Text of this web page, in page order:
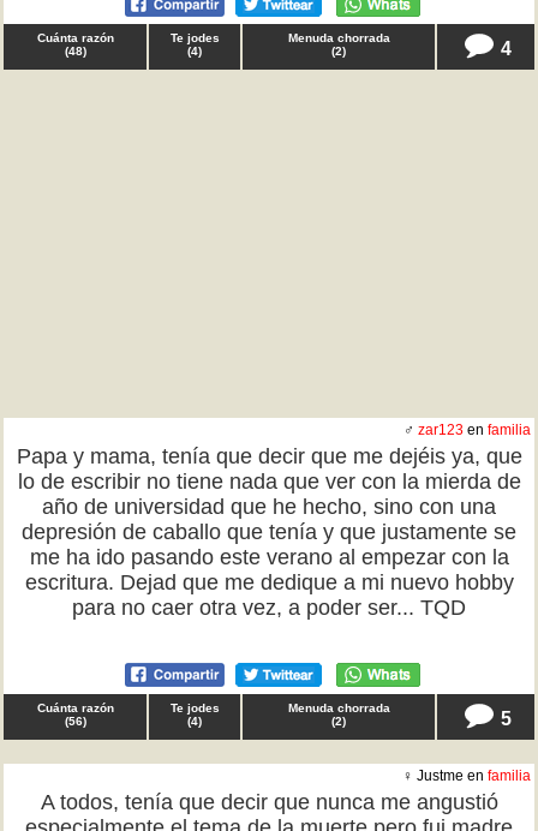
Cuánta razón
(48)
Te jodes
(4)
Menuda chorrada
(2) 4
♂ zar123 en familia
Papa y mama, tenía que decir que me dejéis ya, que
lo de escribir no tiene nada que ver con la mierda de
año de universidad que he hecho, sino con una
depresión de caballo que tenía y que justamente se
me ha ido pasando este verano al empezar con la
escritura. Dejad que me dedique a mi nuevo hobby
para no caer otra vez, a poder ser... TQD
Cuánta razón
(56)
Te jodes
(4)
Menuda chorrada
(2) 5
♀ Justme en familia
A todos, tenía que decir que nunca me angustió